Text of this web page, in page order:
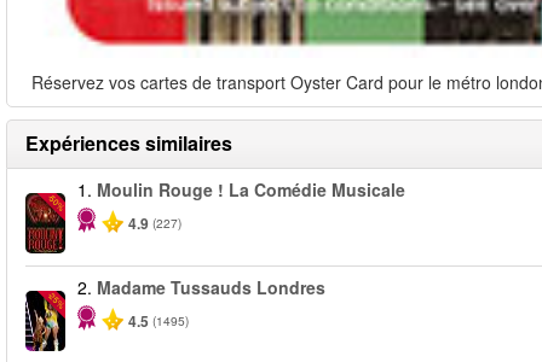
Réservez vos cartes de transport Oyster Card pour le métro
Expériences similaires
-50%
1. Moulin Rouge ! La Comédie Musicale
4.9 (227)
-25%
2. Madame Tussauds Londres
4.5 (1495)